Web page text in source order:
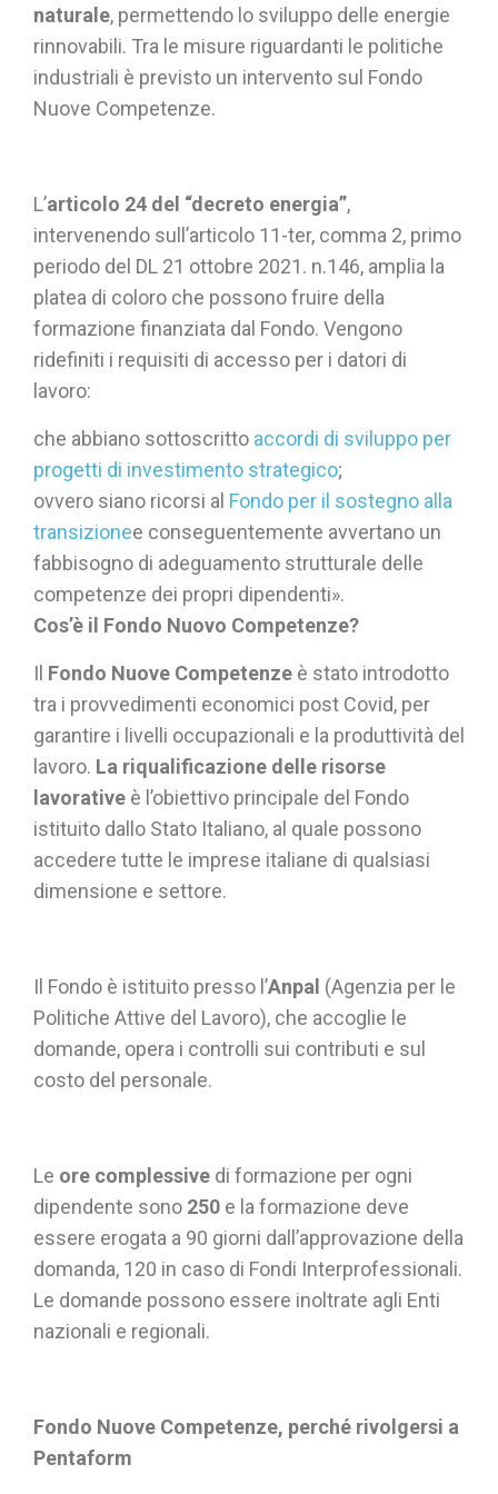
naturale, permettendo lo sviluppo delle energie
rinnovabili. Tra le misure riguardanti le politiche
industriali è previsto un intervento sul Fondo
Nuove Competenze.
L’articolo 24 del “decreto energia”,
intervenendo sull’articolo 11-ter, comma 2, primo
periodo del DL 21 ottobre 2021. n.146, amplia la
platea di coloro che possono fruire della
formazione finanziata dal Fondo. Vengono
ridefiniti i requisiti di accesso per i datori di
lavoro:
che abbiano sottoscritto accordi di sviluppo per
progetti di investimento strategico;
ovvero siano ricorsi al Fondo per il sostegno alla
transizionee conseguentemente avvertano un
fabbisogno di adeguamento strutturale delle
competenze dei propri dipendenti».
Cos’è il Fondo Nuovo Competenze?
Il Fondo Nuove Competenze è stato introdotto
tra i provvedimenti economici post Covid, per
garantire i livelli occupazionali e la produttività del
lavoro. La riqualificazione delle risorse
lavorative è l’obiettivo principale del Fondo
istituito dallo Stato Italiano, al quale possono
accedere tutte le imprese italiane di qualsiasi
dimensione e settore.
Il Fondo è istituito presso l’Anpal (Agenzia per le
Politiche Attive del Lavoro), che accoglie le
domande, opera i controlli sui contributi e sul
costo del personale.
Le ore complessive di formazione per ogni
dipendente sono 250 e la formazione deve
essere erogata a 90 giorni dall’approvazione della
domanda, 120 in caso di Fondi Interprofessionali.
Le domande possono essere inoltrate agli Enti
nazionali e regionali.
Fondo Nuove Competenze, perché rivolgersi a
Pentaform